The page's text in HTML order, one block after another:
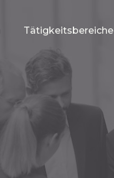
Tätigkeitsbereiche